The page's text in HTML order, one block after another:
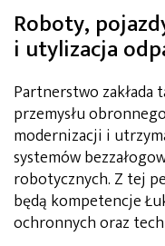
Roboty,
i utylizacja
Partnerstwo
przemysłu
modernizacji i
systemów
robotycznych. Z tej
będą kompetencje
ochronnych oraz